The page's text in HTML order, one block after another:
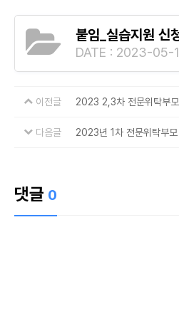
붙임_실습지원 신
DATE : 2023-05-
이전글 2023 2,3차 전문위탁부
다음글 2023년 1차 전문위탁부
댓글 0